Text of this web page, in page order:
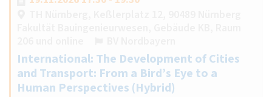
International: The Development of Cities
and Transport: From a Bird’s Eye to a
Human Perspectives (Hybrid)